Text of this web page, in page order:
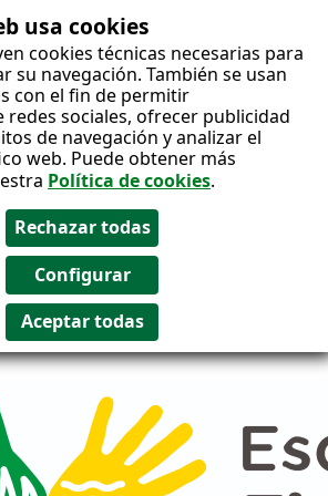
usa cookies
cookies técnicas necesarias para
su navegación. También se usan
con el fin de permitir
redes sociales, ofrecer publicidad
de navegación y analizar el
web. Puede obtener más
Política de cookies.